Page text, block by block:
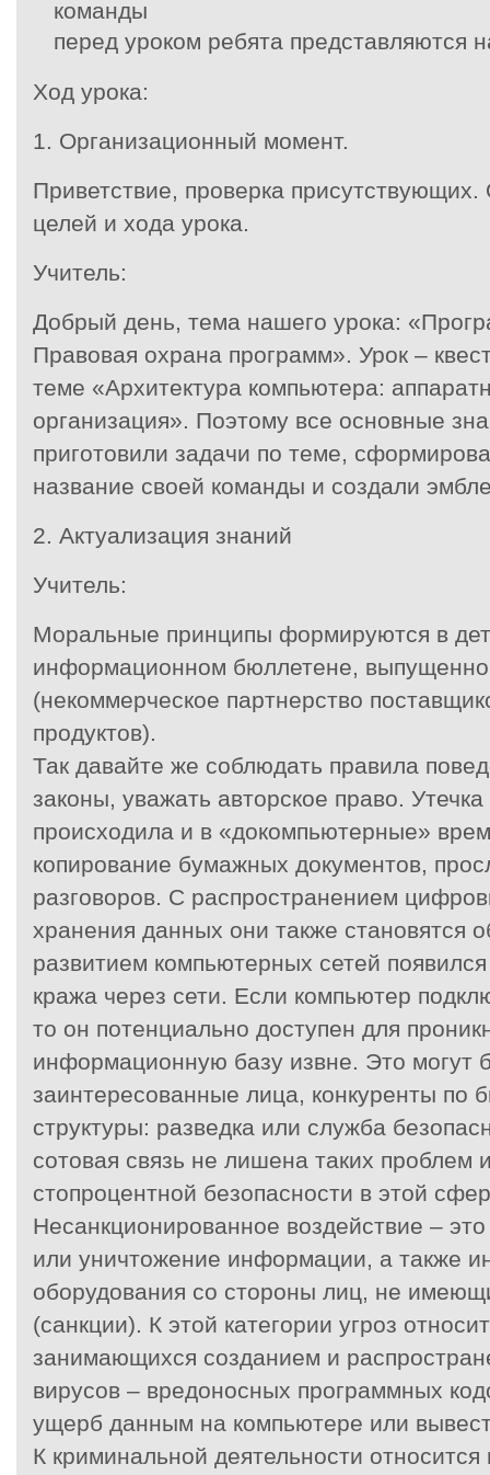
команды
перед уроком ребята представляются
Ход урока:
1. Организационный момент.
Приветствие, проверка
целей и хода урока.
Учитель:
Добрый день, тема нашего урока:
Правовая охрана программ». Урок –
теме «Архитектура компьютера:
организация». Поэтому все основные
приготовили задачи по теме,
название своей команды и создали
2. Актуализация знаний
Учитель:
Моральные принципы формируются в
информационном бюллетене,
(некоммерческое партнерство
продуктов).
Так давайте же соблюдать правила
законы, уважать авторское право.
происходила и в «докомпьютерные»
копирование бумажных документов,
разговоров. С распространением
хранения данных они также становятся
развитием компьютерных сетей
кража через сети. Если компьютер
то он потенциально доступен для
информационную базу извне. Это могут
заинтересованные лица, конкуренты по
структуры: разведка или служба
сотовая связь не лишена таких проблем
стопроцентной безопасности в этой
Несанкционированное воздействие –
или уничтожение информации, а также
оборудования со стороны лиц, не
(санкции). К этой категории угроз
занимающихся созданием и
вирусов – вредоносных программных
ущерб данным на компьютере или
К криминальной деятельности